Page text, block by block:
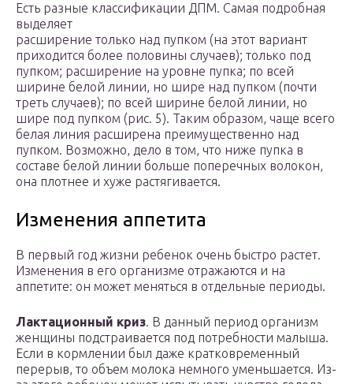
Есть разные классификации ДПМ. Самая подробная
выделяет
расширение только над пупком (на этот вариант
приходится более половины случаев); только под
пупком; расширение на уровне пупка; по всей
ширине белой линии, но шире над пупком (почти
треть случаев); по всей ширине белой линии, но
шире под пупком (рис. 5). Таким образом, чаще всего
белая линия расширена преимущественно над
пупком. Возможно, дело в том, что ниже пупка в
составе белой линии больше поперечных волокон,
она плотнее и хуже растягивается.
Изменения аппетита
В первый год жизни ребенок очень быстро растет.
Изменения в его организме отражаются и на
аппетите: он может меняться в отдельные периоды.
Лактационный криз. В данный период организм
женщины подстраивается под потребности малыша.
Если в кормлении был даже кратковременный
перерыв, то объем молока немного уменьшается. Из-